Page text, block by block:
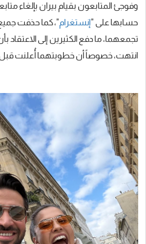
وفوجئ المتابعون بقيام بيران بإلغاء
حسابها على "إنستغرام"، كما حذفت
تجمعهما، ما دفع الكثيرين إلى الاعتقاد
انتهت، خصوصاً أن خطوبتهما أُعلنت